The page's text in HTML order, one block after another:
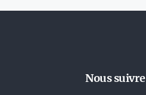
Nous suivre